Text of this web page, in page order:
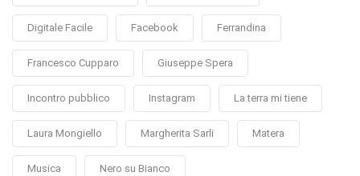
Digitale Facile Facebook Ferrandina
Francesco Cupparo Giuseppe Spera
Incontro pubblico Instagram La terra mi tiene
Laura Mongiello Margherita Sarli Matera
Musica Nero su Bianco